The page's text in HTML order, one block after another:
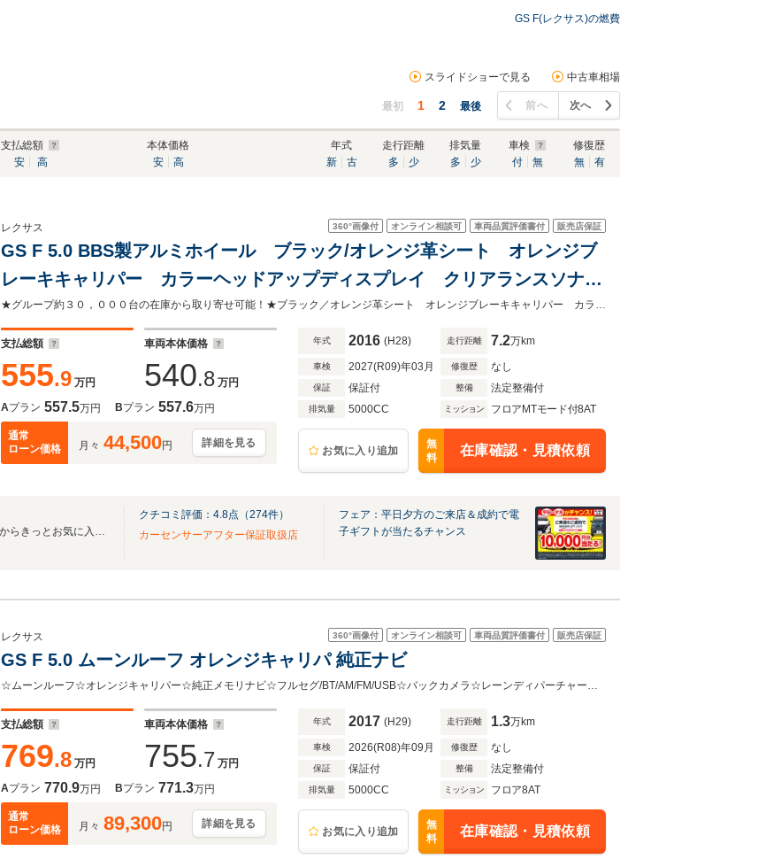
GS F(レクサス)の燃費
スライドショーで見る 中古車相場
最初 1 2 最後 前へ 次へ
支払総額
安
高
本体価格
安
高
年式
新
古
走行距離
多
少
排気量
多
少
車検
付
無
修復歴
無
有
360°画像付 オンライン相談可 車両品質評価書付 販売店保証
レクサス
GS F 5.0 BBS製アルミホイール ブラック/オレンジ革シート オレンジブ
レーキキャリパー カラーヘッドアップディスプレイ クリアランスソナ
ー セーフティシステムプラス 3眼 ヘッドアップディスプレイ 純正ナ
ビ
★グループ約３０，０００台の在庫から取り寄せ可能！★ブラック／オレンジ革シート オレンジブレーキキャリパー カラーヘッドアップディスプレイ ソナー 禁煙
支払総額
555.9 万円
車両本体価格
540.8 万円
Aプラン 557.5万円 Bプラン 557.6万円
通常
ローン価格
月々 44,500円 詳細を見る
年式 2016 (H28) 走行距離 7.2万km
車検 2027(R09)年03月 修復歴 なし
保証 保証付 整備 法定整備付
排気量 5000CC ミッション フロアMTモード付8AT
お気に入り追加
無
料
在庫確認・見積依頼
「全国ネクステージ在庫30000台からきっとお気に入りの愛車が見つかります」
クチコミ評価： 4.8点（274件）
カーセンサーアフター保証取扱店
フェア：平日夕方のご来店＆成約で電
子ギフトが当たるチャンス
360°画像付 オンライン相談可 車両品質評価書付 販売店保証
レクサス
GS F 5.0 ムーンルーフ オレンジキャリパ 純正ナビ
☆ムーンルーフ☆オレンジキャリパー☆純正メモリナビ☆フルセグ/BT/AM/FM/USB☆バックカメラ☆レーンディパーチャーアラート☆プリクラッシュセーフティシステム☆ブラインドスポット
支払総額
769.8 万円
車両本体価格
755.7 万円
Aプラン 770.9万円 Bプラン 771.3万円
通常
ローン価格
月々 89,300円 詳細を見る
年式 2017 (H29) 走行距離 1.3万km
車検 2026(R08)年09月 修復歴 なし
保証 保証付 整備 法定整備付
排気量 5000CC ミッション フロア8AT
お気に入り追加
無
料
在庫確認・見積依頼